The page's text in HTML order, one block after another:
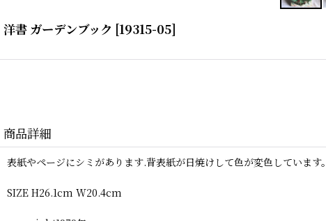
洋書 ガーデンブック [19315-05]
商品詳細
表紙やページにシミがあります.背表紙が日焼けして色が変色していま
SIZE H26.1cm W20.4cm